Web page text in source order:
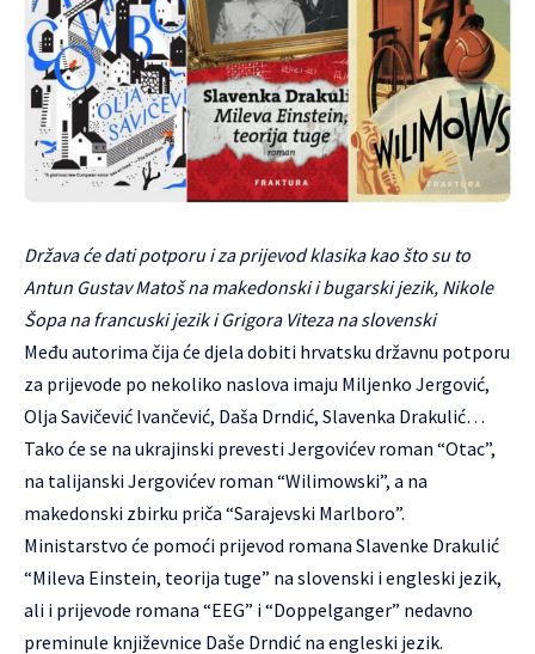
Država će dati potporu i za prijevod klasika kao što su to
Antun Gustav Matoš na makedonski i bugarski jezik, Nikole
Šopa na francuski jezik i Grigora Viteza na slovenski
Među autorima čija će djela dobiti hrvatsku državnu potporu
za prijevode po nekoliko naslova imaju Miljenko Jergović,
Olja Savičević Ivančević, Daša Drndić, Slavenka Drakulić…
Tako će se na ukrajinski prevesti Jergovićev roman “Otac”,
na talijanski Jergovićev roman “Wilimowski”, a na
makedonski zbirku priča “Sarajevski Marlboro”.
Ministarstvo će pomoći prijevod romana Slavenke Drakulić
“Mileva Einstein, teorija tuge” na slovenski i engleski jezik,
ali i prijevode romana “EEG” i “Doppelganger” nedavno
preminule književnice Daše Drndić na engleski jezik.